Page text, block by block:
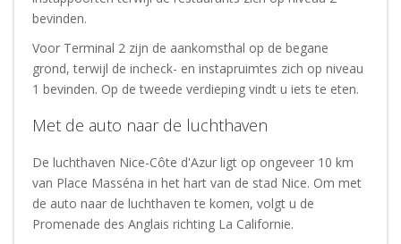
bevinden.
Voor Terminal 2 zijn de aankomsthal op de begane
grond, terwijl de incheck- en instapruimtes zich op niveau
1 bevinden. Op de tweede verdieping vindt u iets te eten.
Met de auto naar de luchthaven
De luchthaven Nice-Côte d'Azur ligt op ongeveer 10 km
van Place Masséna in het hart van de stad Nice. Om met
de auto naar de luchthaven te komen, volgt u de
Promenade des Anglais richting La Californie.